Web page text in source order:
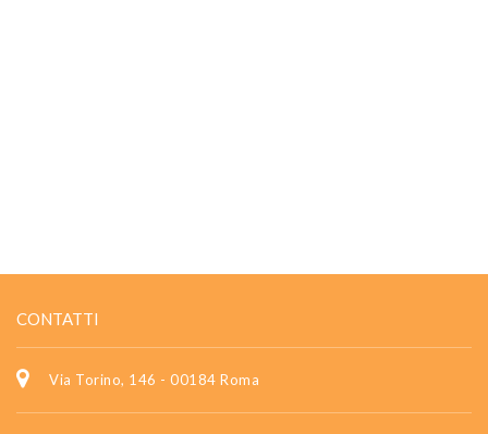
CONTATTI
Via Torino, 146 - 00184 Roma